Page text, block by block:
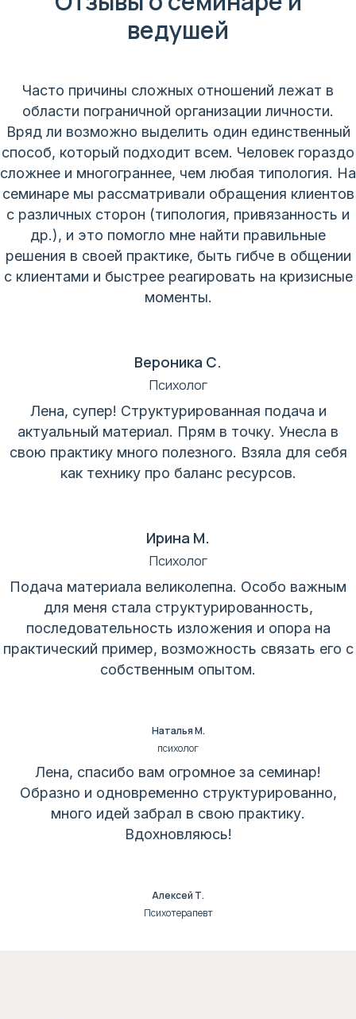
ведушей
Часто причины сложных отношений лежат в
области пограничной организации личности.
Вряд ли возможно выделить один единственный
способ, который подходит всем. Человек гораздо
сложнее и многограннее, чем любая типология. На
семинаре мы рассматривали обращения клиентов
с различных сторон (типология, привязанность и
др.), и это помогло мне найти правильные
решения в своей практике, быть гибче в общении
с клиентами и быстрее реагировать на кризисные
моменты.
Вероника С.
Психолог
Лена, супер! Структурированная подача и
актуальный материал. Прям в точку. Унесла в
свою практику много полезного. Взяла для себя
как технику про баланс ресурсов.
Ирина М.
Психолог
Подача материала великолепна. Особо важным
для меня стала структурированность,
последовательность изложения и опора на
практический пример, возможность связать его с
собственным опытом.
Наталья М.
психолог
Лена, спасибо вам огромное за семинар!
Образно и одновременно структурированно,
много идей забрал в свою практику.
Вдохновляюсь!
Алексей Т.
Психотерапевт